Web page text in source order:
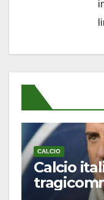
CALCIO
Calcio